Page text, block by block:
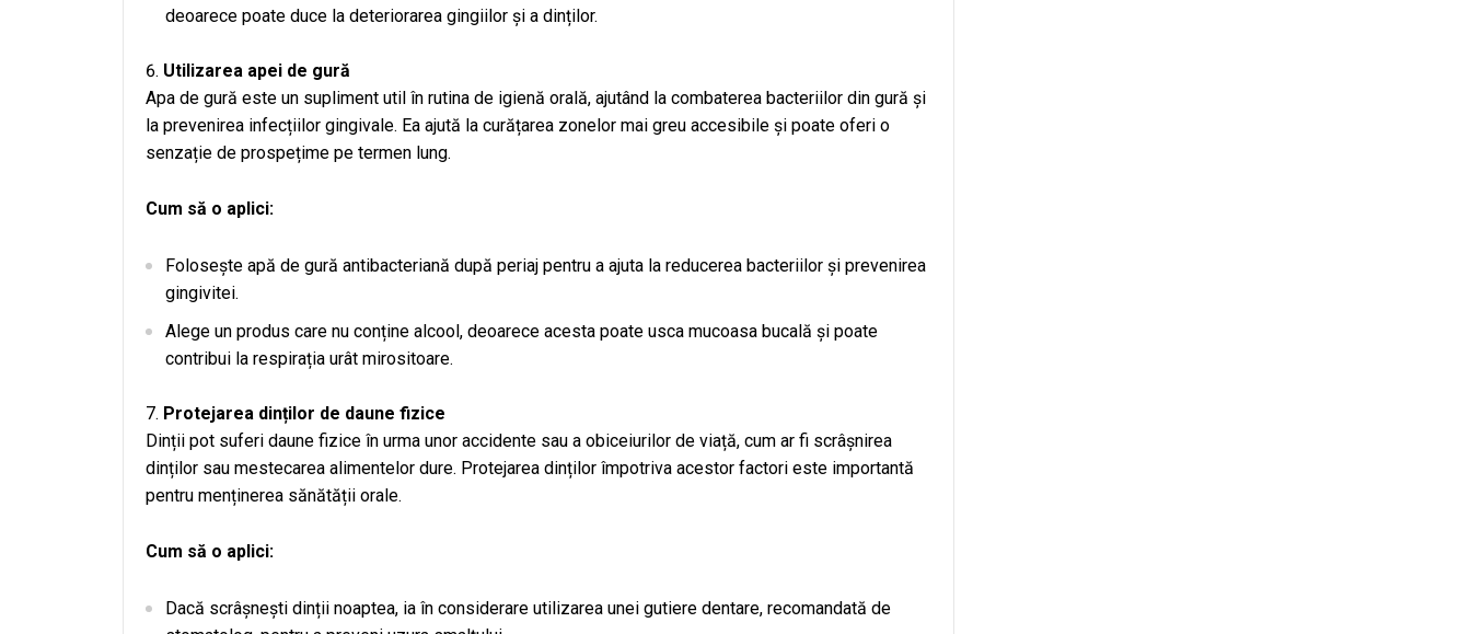
deoarece poate duce la deteriorarea gingiilor și a dinților.
Utilizarea apei de gură
Apa de gură este un supliment util în rutina de igienă orală, ajutând la combaterea bacteriilor din gură și
la prevenirea infecțiilor gingivale. Ea ajută la curățarea zonelor mai greu accesibile și poate oferi o
senzație de prospețime pe termen lung.
Cum să o aplici:
Folosește apă de gură antibacteriană după periaj pentru a ajuta la reducerea bacteriilor și prevenirea
gingivitei.
Alege un produs care nu conține alcool, deoarece acesta poate usca mucoasa bucală și poate
contribui la respirația urât mirositoare.
Protejarea dinților de daune fizice
Dinții pot suferi daune fizice în urma unor accidente sau a obiceiurilor de viață, cum ar fi scrâșnirea
dinților sau mestecarea alimentelor dure. Protejarea dinților împotriva acestor factori este importantă
pentru menținerea sănătății orale.
Cum să o aplici:
Dacă scrâșnești dinții noaptea, ia în considerare utilizarea unei gutiere dentare, recomandată de